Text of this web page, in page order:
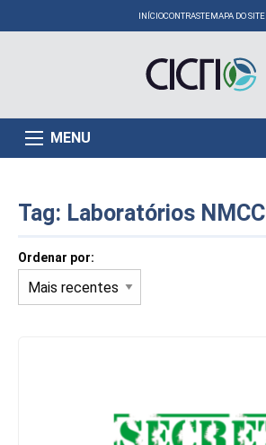
INÍCIOCONTRASTEMAPA DO SITE
MENU
Tag: Laboratórios NMCC
Ordenar por: